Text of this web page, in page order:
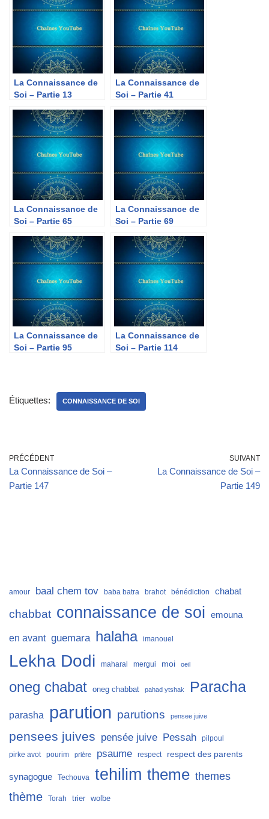
La Connaissance de
Soi – Partie 13
La Connaissance de
Soi – Partie 41
La Connaissance de
Soi – Partie 65
La Connaissance de
Soi – Partie 69
La Connaissance de
Soi – Partie 95
La Connaissance de
Soi – Partie 114
Étiquettes: CONNAISSANCE DE SOI
PRÉCÉDENT
La Connaissance de Soi –
Partie 147
SUIVANT
La Connaissance de Soi –
Partie 149
amour baal chem tov baba batra brahot bénédiction chabat
chabbat connaissance de soi emouna
en avant guemara halaha imanouel
Lekha Dodi maharal mergui moi oeil
oneg chabat oneg chabbat pahad ytshak Paracha
parasha parution parutions pensee juive
pensees juives pensée juive Pessah
pilpoul
pirke avot
pourim prière psaume respect respect des parents
synagogue Techouva tehilim theme themes
thème Torah trier wolbe